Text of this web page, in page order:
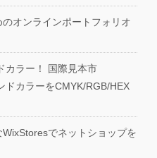
オンラインポートフォリオ
カラー！ 国際見本市
ドカラーをCMYK/RGB/HEX
でネットショップを